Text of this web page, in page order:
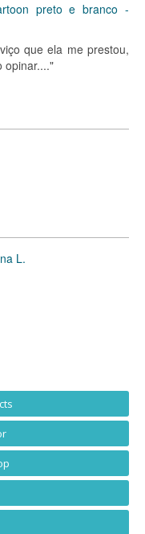
preto e branco -
que ela me prestou,
opinar...."
L.